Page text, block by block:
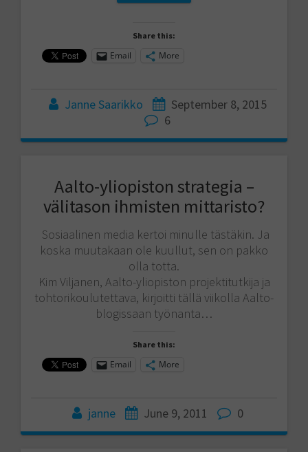
Share this:
Email More
Janne Saarikko
September 8, 2015
6
Aalto-yliopiston strategia –
välitason ihmisten mittaristo?
Sosiaalinen media kertoi minulle tästäkin. Ja
koska muutakaan ole kuullut, sen on pakko
olla totta.
Kim Viljanen, Aalto-yliopiston projektitutkija ja
tohtorikoulutettava, kirjoitti tällä viikolla Aalto-
blogissaan työnanta…
Share this:
Email More
janne June 9, 2011 0